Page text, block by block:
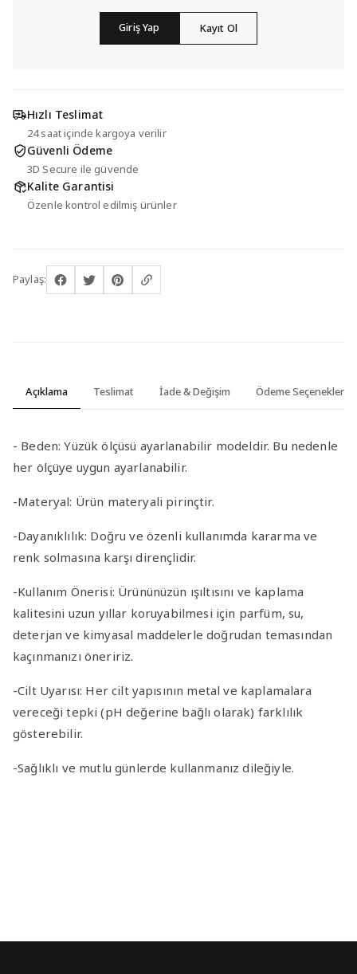
Giriş Yap Kayıt Ol
Hızlı Teslimat
24 saat içinde kargoya verilir
Güvenli Ödeme
3D Secure ile güvende
Kalite Garantisi
Özenle kontrol edilmiş ürünler
Paylaş:
Açıklama Teslimat İade & Değişim Ödeme Seçenekleri
- Beden:Yüzük ölçüsü ayarlanabilir modeldir. Bu nedenle
her ölçüye uygun ayarlanabilir.
-Materyal: Ürün materyali pirinçtir.
-Dayanıklılık: Doğru ve özenli kullanımda kararma ve
renk solmasına karşı dirençlidir.
-Kullanım Önerisi: Ürününüzün ışıltısını ve kaplama
kalitesini uzun yıllar koruyabilmesi için parfüm, su,
deterjan ve kimyasal maddelerle doğrudan temasından
kaçınmanızı öneririz.
-Cilt Uyarısı: Her cilt yapısının metal ve kaplamalara
vereceği tepki (pH değerine bağlı olarak) farklılık
gösterebilir.
-Sağlıklı ve mutlu günlerde kullanmanız dileğiyle.